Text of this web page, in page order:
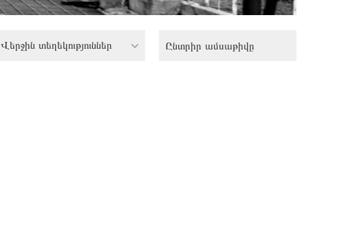
Վերջին տեղեկություններ